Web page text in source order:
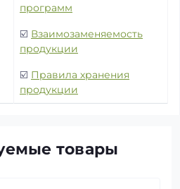
программ
☑️ Взаимозаменяемость
продукции
☑️ Правила хранения
продукции
товары